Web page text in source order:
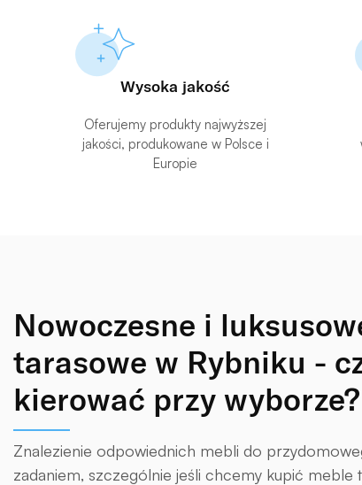
Wysoka jakość
Oferujemy produkty najwyższej
jakości, produkowane w Polsce i
Europie
Nowoczesne i
tarasowe w Rybniku -
kierować przy wyborze?
Znalezienie odpowiednich mebli do
zadaniem, szczególnie jeśli chcemy kupić meble